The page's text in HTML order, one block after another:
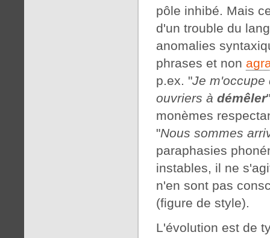
pôle inhibé. Mais
d'un trouble du
anomalies
phrases et non
p.ex. "Je m'occupe
ouvriers à démêler
monèmes
"Nous sommes
paraphasies
instables, il ne
n'en sont pas
(figure de style).
L'évolution est de